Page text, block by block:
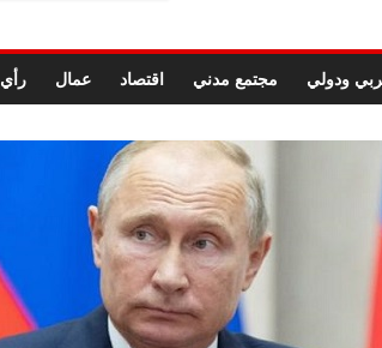
صور .. اعتماد الرسومات النهائية للقرار
الوزاري لمدينة الصحفيين.. وانتهاء أعمال
إنشاء المبنى الإداري
متابعة قضية الدكتور محمد زهران.. ويؤكد:
قرينة البراءة وضمانات المحاكمة العادلة
ودولي مجتمع مدني اقتصاد عمال رأي